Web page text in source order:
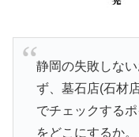
静岡の失敗しな
ず、墓石店(石材
でチェックする
をどこにするか